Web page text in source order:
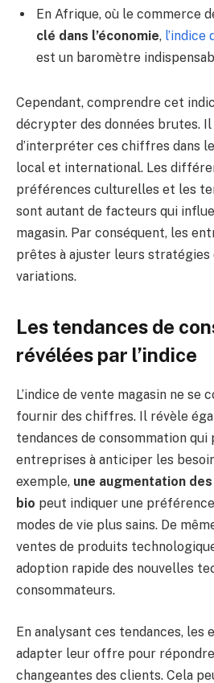
En Afrique, où le commerce
clé dans l’économie, l’indice
est un baromètre
Cependant, comprendre cet
décrypter des données brutes. Il
d’interpréter ces chiffres dans
local et international. Les
préférences culturelles et les
sont autant de facteurs qui
magasin. Par conséquent, les
prêtes à ajuster leurs stratégies
variations.
Les tendances de
révélées par l’indice
L’indice de vente magasin ne se
fournir des chiffres. Il révèle
tendances de consommation qui
entreprises à anticiper les
exemple, une augmentation
bio peut indiquer une
modes de vie plus sains. De
ventes de produits
adoption rapide des nouvelles
consommateurs.
En analysant ces tendances, les
adapter leur offre pour
changeantes des clients. Cela